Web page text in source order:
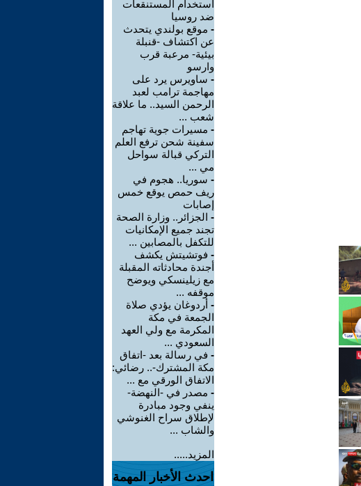
استخدام المستنقعات
ضد روسيا
- موقع بولندي يتحدث
عن اكتشاف -قنبلة
بيئية- مرعبة قرب
وارسو
- ساويرس يرد على
مهاجمة ترامب لعبد
الرحمن السيد.. ما علاقة
شعب ...
- مسيرات جوية تهاجم
سفينة شحن ترفع العلم
التركي قبالة سواحل
مي ...
- سوريا.. هجوم في
ريف حمص يوقع خمس
إصابات
- الجزائر.. وزارة الصحة
تجند جميع الإمكانيات
للتكفل بالمصابين ...
- فوتشيتش يكشف
أجندة محادثاته المقبلة
مع زيلينسكي ويوضح
موقفه ...
- أردوغان يؤدي صلاة
الجمعة في مكة
المكرمة مع ولي العهد
السعودي ...
- في رسالة بعد -اتفاق
مكة المشترك-.. رضائي:
الاتفاق الورقي مع ...
- مصدر في -النهضة-
ينفي وجود مبادرة
لإطلاق سراح الغنوشي
والشاب ...
المزيد.....
احدث الأخبار المهمة